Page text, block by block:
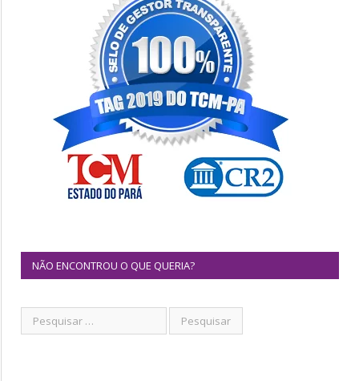
NÃO ENCONTROU O QUE QUERIA?